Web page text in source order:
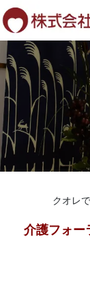
クオレ
介護フォー